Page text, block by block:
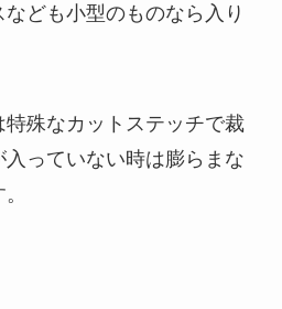
ども小型のものなら入り
殊なカットステッチで裁
っていない時は膨らまな